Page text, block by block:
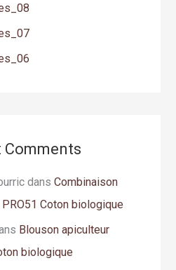
Comments
dans Combinaison
Coton biologique
Blouson apiculteur
biologique